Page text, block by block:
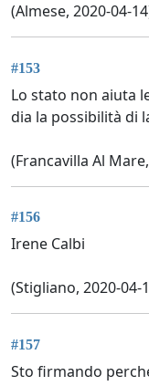
(Almese, 2020-04-
#153
Lo stato non aiuta
dia la possibilità di
(Francavilla Al
#156
Irene Calbi
(Stigliano, 2020-04-
#157
Sto firmando